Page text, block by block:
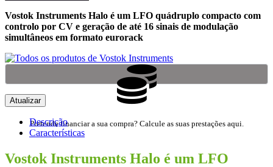
Vostok Instruments Halo é um LFO quádruplo compacto com
controlo por CV e geração de até 16 sinais de modulação
simultâneos em formato eurorack
Pretende financiar a sua compra? Calcule as suas prestações aqui.
Descrição
Características
Vostok Instruments Halo é um LFO